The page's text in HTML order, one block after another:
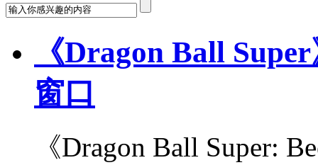
《Dragon Ball
窗口
《Dragon Ball Super: